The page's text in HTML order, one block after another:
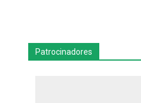
Patrocinadores